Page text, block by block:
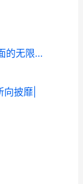
|该该怎么办办轻松获得《炮炮王者’里面的无限金币和星星|
向披靡|